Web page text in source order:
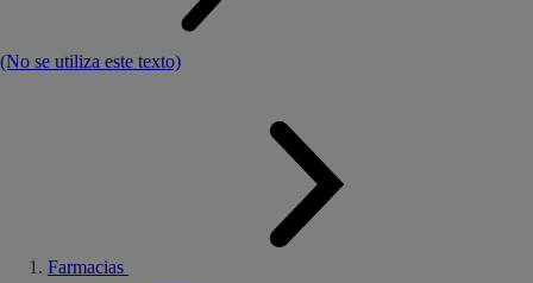
(No se utiliza este texto)
Farmacias